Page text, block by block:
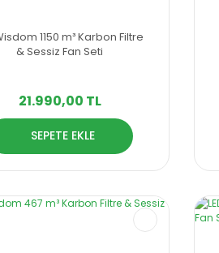
1150 m³ Karbon Filtre
& Sessiz Fan Seti
21.990,00 TL
SEPETE EKLE